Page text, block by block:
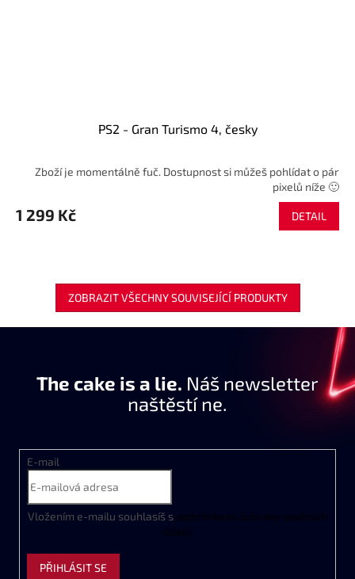
PS2 - Gran Turismo 4, česky
Zboží je momentálně fuč. Dostupnost si můžeš pohlídat o pár
pixelů níže 🙂
1 299 Kč DETAIL
ZOBRAZIT VŠECHNY SOUVISEJÍCÍ PRODUKTY
The cake is a lie. Náš newsletter
naštěstí ne.
E-mail
Vložením e-mailu souhlasíš s podmínkami ochrany osobních
údajů
PŘIHLÁSIT SE